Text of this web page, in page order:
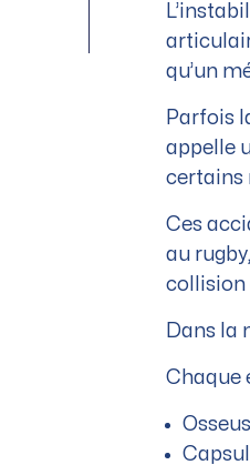
qu’un
Parfois
appelle
certains
Ces
au
collision
Dans la
Chaque